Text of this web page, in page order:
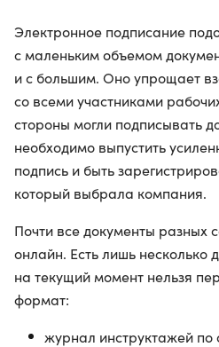
Электронное подписание
с маленьким объемом
и с большим. Оно упрощает
со всеми участниками
стороны могли подписывать
необходимо выпустить
подпись и быть
который выбрала компания.
Почти все документы разных
онлайн. Есть лишь несколько
на текущий момент нельзя
формат:
журнал инструктажей по